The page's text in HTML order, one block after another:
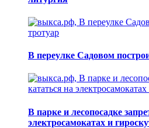
В переулке Садовом
В парке и лесопосадке
электросамокатах и